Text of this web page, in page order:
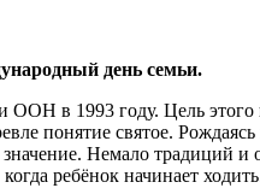
день семьи.
в 1993 году. Цель
понятие святое.
Немало традиций
ребёнок начинает